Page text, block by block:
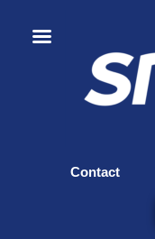
Contact